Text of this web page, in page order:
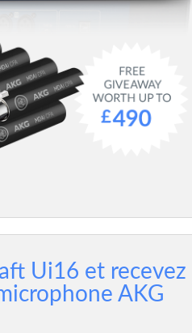
Ui16 et recevez
AKG